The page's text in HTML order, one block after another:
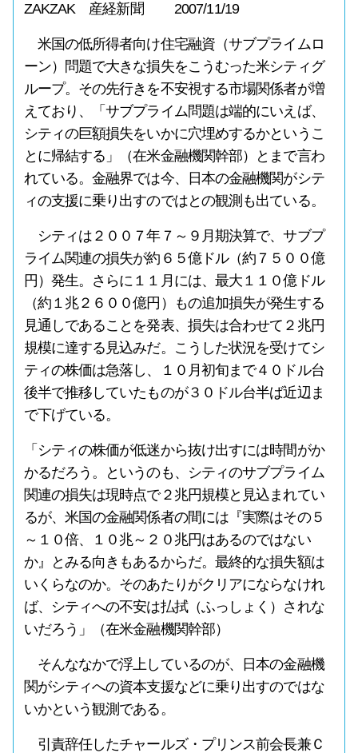
ZAKZAK 産経新聞 2007/11/19
米国の低所得者向け住宅融資（サブプライムロ
ーン）問題で大きな損失をこうむった米シティグ
ループ。その先行きを不安視する市場関係者が増
えており、「サブプライム問題は端的にいえば、
シティの巨額損失をいかに穴埋めするかというこ
とに帰結する」（在米金融機関幹部）とまで言わ
れている。金融界では今、日本の金融機関がシテ
ィの支援に乗り出すのではとの観測も出ている。
シティは２００７年７～９月期決算で、サブプ
ライム関連の損失が約６５億ドル（約７５００億
円）発生。さらに１１月には、最大１１０億ドル
（約１兆２６００億円）もの追加損失が発生する
見通しであることを発表、損失は合わせて２兆円
規模に達する見込みだ。こうした状況を受けてシ
ティの株価は急落し、１０月初旬まで４０ドル台
後半で推移していたものが３０ドル台半ば近辺ま
で下げている。
「シティの株価が低迷から抜け出すには時間がか
かるだろう。というのも、シティのサブプライム
関連の損失は現時点で２兆円規模と見込まれてい
るが、米国の金融関係者の間には『実際はその５
～１０倍、１０兆～２０兆円はあるのではない
か』とみる向きもあるからだ。最終的な損失額は
いくらなのか。そのあたりがクリアにならなけれ
ば、シティへの不安は払拭（ふっしょく）されな
いだろう」（在米金融機関幹部）
そんななかで浮上しているのが、日本の金融機
関がシティへの資本支援などに乗り出すのではな
いかという観測である。
引責辞任したチャールズ・プリンス前会長兼Ｃ